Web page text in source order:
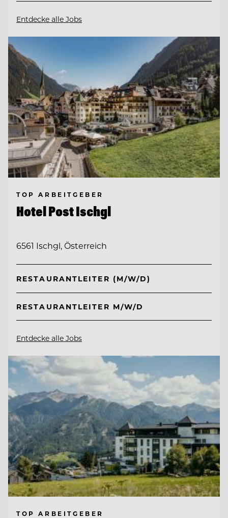
Entdecke alle Jobs
TOP ARBEITGEBER
Hotel Post Ischgl
6561 Ischgl, Österreich
RESTAURANTLEITER (M/W/D)
RESTAURANTLEITER M/W/D
Entdecke alle Jobs
TOP ARBEITGEBER